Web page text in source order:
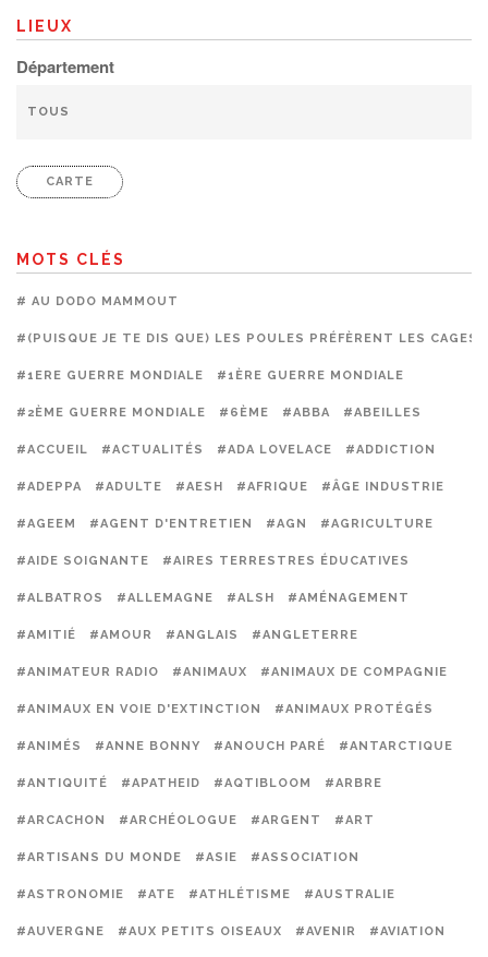
LIEUX
Département
CARTE
MOTS CLÉS
# AU DODO MAMMOUT
#(PUISQUE JE TE DIS QUE) LES POULES PRÉFÈRENT LES CAGES
#1ERE GUERRE MONDIALE #1ÈRE GUERRE MONDIALE
#2ÈME GUERRE MONDIALE #6ÈME #ABBA #ABEILLES
#ACCUEIL #ACTUALITÉS #ADA LOVELACE #ADDICTION
#ADEPPA #ADULTE #AESH #AFRIQUE #ÂGE INDUSTRIE
#AGEEM #AGENT D'ENTRETIEN #AGN #AGRICULTURE
#AIDE SOIGNANTE #AIRES TERRESTRES ÉDUCATIVES
#ALBATROS #ALLEMAGNE #ALSH #AMÉNAGEMENT
#AMITIÉ #AMOUR #ANGLAIS #ANGLETERRE
#ANIMATEUR RADIO #ANIMAUX #ANIMAUX DE COMPAGNIE
#ANIMAUX EN VOIE D'EXTINCTION #ANIMAUX PROTÉGÉS
#ANIMÉS #ANNE BONNY #ANOUCH PARÉ #ANTARCTIQUE
#ANTIQUITÉ #APATHEID #AQTIBLOOM #ARBRE
#ARCACHON #ARCHÉOLOGUE #ARGENT #ART
#ARTISANS DU MONDE #ASIE #ASSOCIATION
#ASTRONOMIE #ATE #ATHLÉTISME #AUSTRALIE
#AUVERGNE #AUX PETITS OISEAUX #AVENIR #AVIATION